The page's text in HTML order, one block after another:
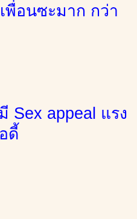
พื่อนซะมาก กว่า
Sex appeal แร
ดี้